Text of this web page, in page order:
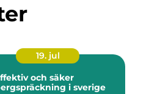
19. jul
och säker
i sverige